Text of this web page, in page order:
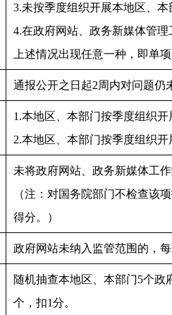
3.未按季度组织开展本地区、
4.在政府网站、政务新媒体管
上述情况出现任意一种，即单
通报公开之日起2周内对问题仍
1.本地区、本部门按季度组织
2.本地区、本部门按季度组织
未将政府网站、政务新媒体工
（注：对国务院部门不检查该
得分。）
政府网站未纳入监管范围的，
随机抽查本地区、本部门5个政
个，扣1分。